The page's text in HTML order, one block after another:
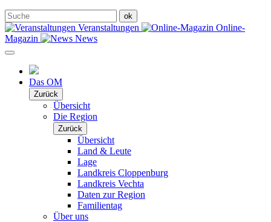
Veranstaltungen
Online-
Magazin
News
Das OM
Zurück
Übersicht
Die Region
Zurück
Übersicht
Land & Leute
Lage
Landkreis Cloppenburg
Landkreis Vechta
Daten zur Region
Familientag
Über uns